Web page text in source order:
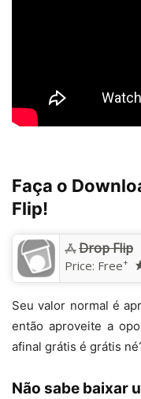
Faça o
Flip!
Drop Flip
Price: Free+
Seu valor normal é
então aproveite a
afinal grátis é grátis
Não sabe baixar